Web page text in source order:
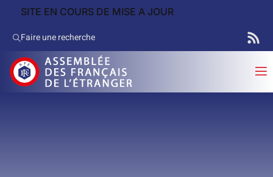
SITE EN COURS DE MISE A JOUR
Faire une recherche